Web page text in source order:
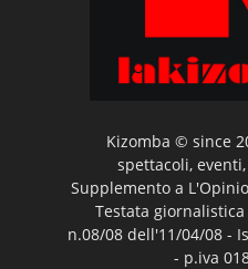
Kizomba © since
spettacoli,
Supplemento a
Testata giornalistica
n.08/08 dell'11/04/08 -
- p.iva